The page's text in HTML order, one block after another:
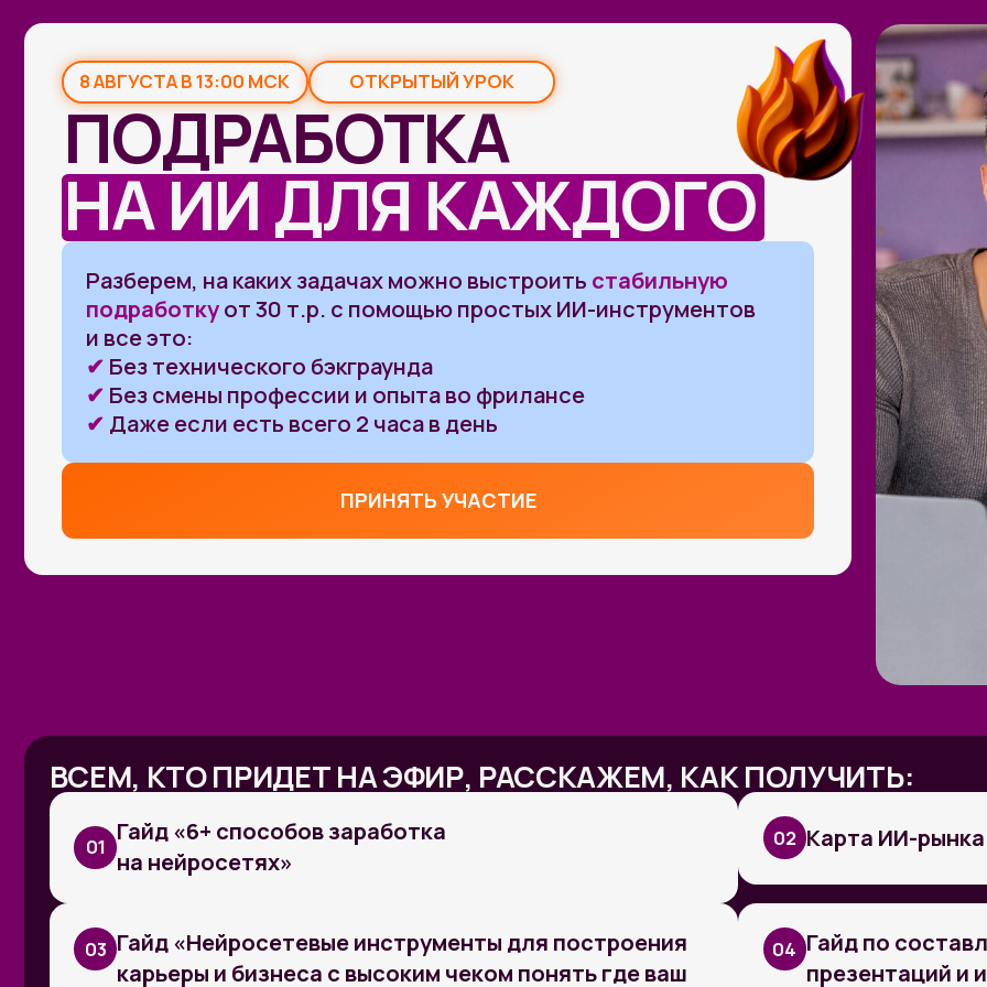
8 АВГУСТА В 13:00 МСК ОТКРЫТЫЙ УРОК
ПОДРАБОТКА
НА ИИ ДЛЯ КАЖДОГО
Разберем, на каких задачах можно выстроитьстабильную
подработку от 30 т.р. с помощью простых ИИ-инструментов
и все это:
Без технического бэкграунда
✔Без смены профессии и опыта во фрилансе
✔ Даже если есть всего 2 часа в день
Гайд «6+ способов заработка
на нейросетях»
03 Гайд «Нейросетевые инструменты для построения
карьеры и бизнеса с высоким чеком понять где ваш
Гайд по составлению
презентаций и